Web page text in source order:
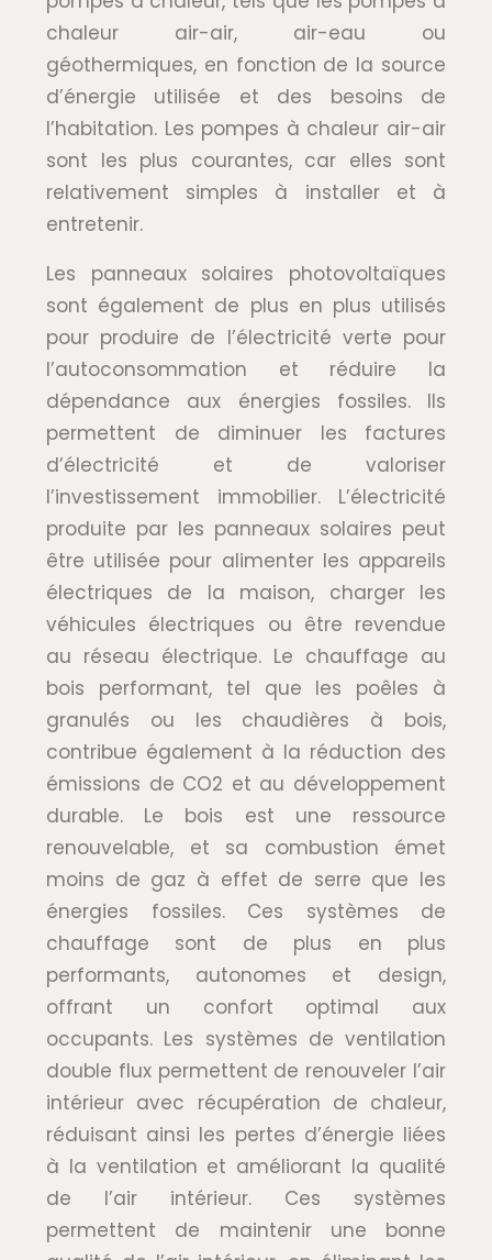
chaleur air-air, air-eau ou
géothermiques, en fonction de la source
d’énergie utilisée et des besoins de
l’habitation. Les pompes à chaleur air-air
sont les plus courantes, car elles sont
relativement simples à installer et à
entretenir.
Les panneaux solaires photovoltaïques
sont également de plus en plus utilisés
pour produire de l’électricité verte pour
l’autoconsommation et réduire la
dépendance aux énergies fossiles. Ils
permettent de diminuer les factures
d’électricité et de valoriser
l’investissement immobilier. L’électricité
produite par les panneaux solaires peut
être utilisée pour alimenter les appareils
électriques de la maison, charger les
véhicules électriques ou être revendue
au réseau électrique. Le chauffage au
bois performant, tel que les poêles à
granulés ou les chaudières à bois,
contribue également à la réduction des
émissions de CO2 et au développement
durable. Le bois est une ressource
renouvelable, et sa combustion émet
moins de gaz à effet de serre que les
énergies fossiles. Ces systèmes de
chauffage sont de plus en plus
performants, autonomes et design,
offrant un confort optimal aux
occupants. Les systèmes de ventilation
double flux permettent de renouveler l’air
intérieur avec récupération de chaleur,
réduisant ainsi les pertes d’énergie liées
à la ventilation et améliorant la qualité
de l’air intérieur. Ces systèmes
permettent de maintenir une bonne